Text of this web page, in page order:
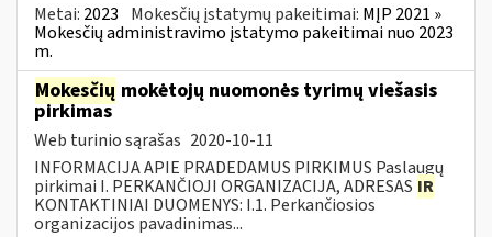
Metai: 2023 Mokesčių įstatymų pakeitimai: MĮP 2021 »
Mokesčių administravimo įstatymo pakeitimai nuo 2023
m.
Mokesčių mokėtojų nuomonės tyrimų viešasis
pirkimas
Web turinio sąrašas 2020-10-11
INFORMACIJA APIE PRADEDAMUS PIRKIMUS Paslaugų
pirkimai I. PERKANČIOJI ORGANIZACIJA, ADRESAS IR
KONTAKTINIAI DUOMENYS: I.1. Perkančiosios
organizacijos pavadinimas...